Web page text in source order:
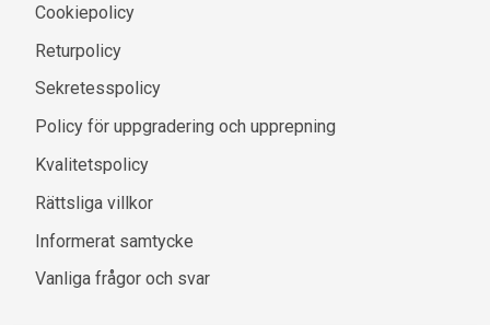
Cookiepolicy
Returpolicy
Sekretesspolicy
Policy för uppgradering och upprepning
Kvalitetspolicy
Rättsliga villkor
Informerat samtycke
Vanliga frågor och svar